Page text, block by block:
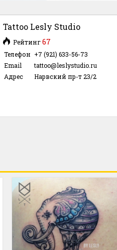
Tattoo Lesly Studio
Рейтинг67
Телефон +7 (921) 633-56-73
Email
tattoo@leslystudio.ru
Адрес
Нарвский пр-т 23/2